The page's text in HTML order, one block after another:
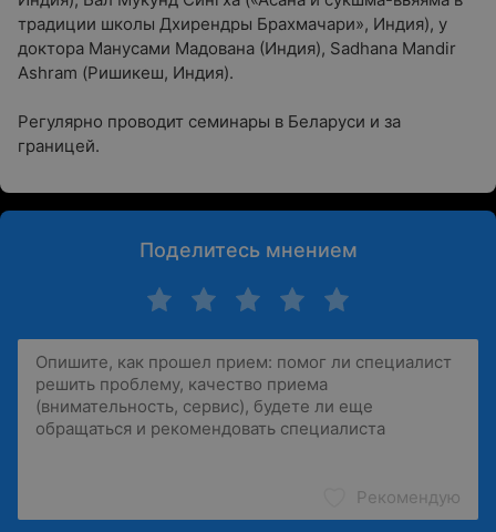
традиции школы Дхирендры Брахмачари», Индия), у
доктора Манусами Мадована (Индия), Sadhana Mandir
Ashram (Ришикеш, Индия).
Регулярно проводит семинары в Беларуси и за
границей.
Поделитесь мнением
Рекомендую